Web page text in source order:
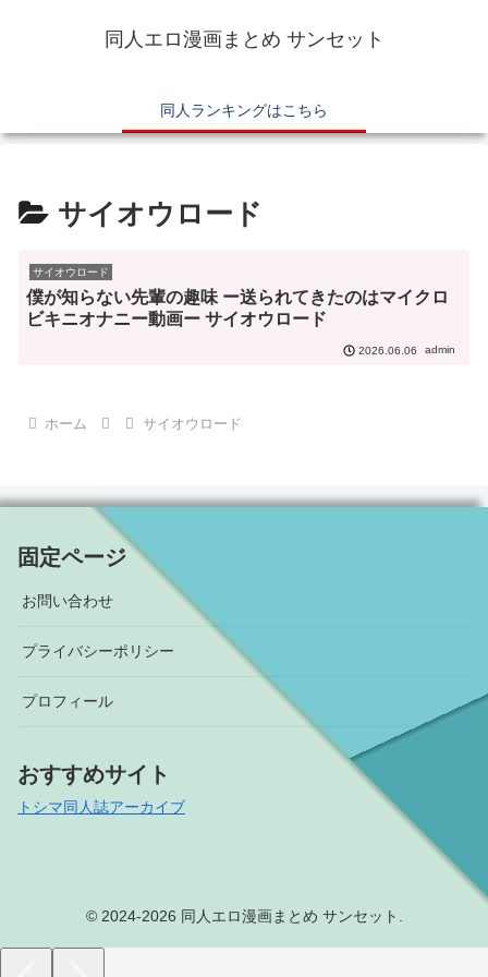
同人エロ漫画まとめ サンセット
同人ランキングはこちら
サイオウロード
サイオウロード
僕が知らない先輩の趣味 ー送られてきたのはマイクロ
ビキニオナニー動画ー サイオウロード
2026.06.06 admin
ホーム サイオウロード
固定ページ
お問い合わせ
プライバシーポリシー
プロフィール
おすすめサイト
トシマ同人誌アーカイブ
© 2024-2026 同人エロ漫画まとめ サンセット.